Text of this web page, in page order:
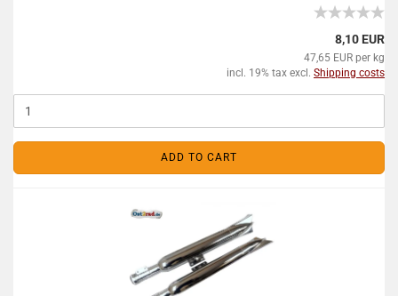
8,10 EUR
47,65 EUR per kg
incl. 19% tax excl. Shipping costs
ADD TO CART